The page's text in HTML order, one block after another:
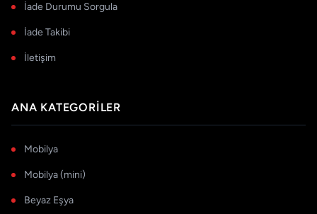
İade Durumu Sorgula
İade Takibi
İletişim
ANA KATEGORILER
Mobilya
Mobilya (mini)
Beyaz Eşya